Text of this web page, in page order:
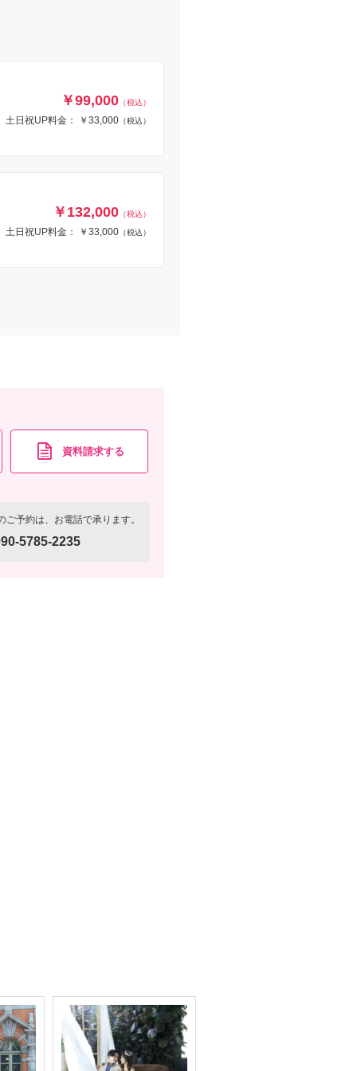
￥99,000 （税込）
土日祝UP料金： ￥33,000 （税込）
￥132,000 （税込）
土日祝UP料金： ￥33,000 （税込）
資料請求する
ご予約は、お電話で承ります。
5785-2235